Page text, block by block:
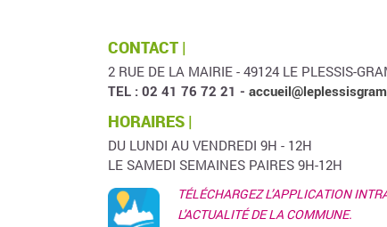
CONTACT |
2 RUE DE LA MAIRIE - 49124 LE PLESSIS-
TEL : 02 41 76 72 21 -
HORAIRES |
DU LUNDI AU VENDREDI 9H - 12H
LE SAMEDI SEMAINES PAIRES 9H-12H
TÉLÉCHARGEZ L’APPLICATION
L'ACTUALITÉ DE LA COMMUNE.